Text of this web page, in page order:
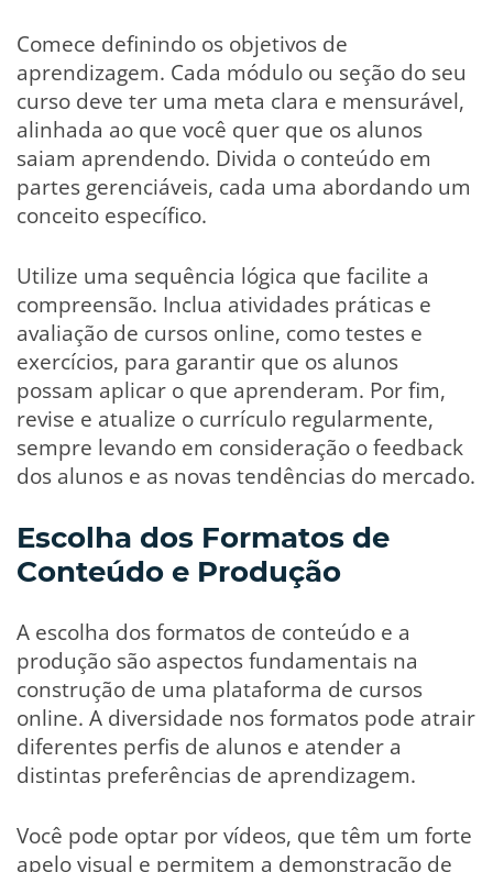
Comece definindo os objetivos de
aprendizagem. Cada módulo ou seção do seu
curso deve ter uma meta clara e mensurável,
alinhada ao que você quer que os alunos
saiam aprendendo. Divida o conteúdo em
partes gerenciáveis, cada uma abordando um
conceito específico.
Utilize uma sequência lógica que facilite a
compreensão. Inclua atividades práticas e
avaliação de cursos online, como testes e
exercícios, para garantir que os alunos
possam aplicar o que aprenderam. Por fim,
revise e atualize o currículo regularmente,
sempre levando em consideração o feedback
dos alunos e as novas tendências do mercado.
Escolha dos Formatos de
Conteúdo e Produção
A escolha dos formatos de conteúdo e a
produção são aspectos fundamentais na
construção de uma plataforma de cursos
online. A diversidade nos formatos pode atrair
diferentes perfis de alunos e atender a
distintas preferências de aprendizagem.
Você pode optar por vídeos, que têm um forte
apelo visual e permitem a demonstração de